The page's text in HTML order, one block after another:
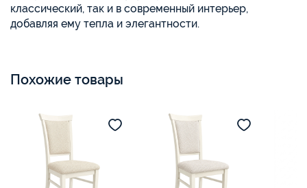
классический, так и в современный интерьер,
добавляя ему тепла и элегантности.
Похожие товары